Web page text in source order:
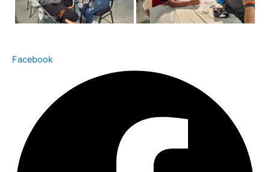
Facebook